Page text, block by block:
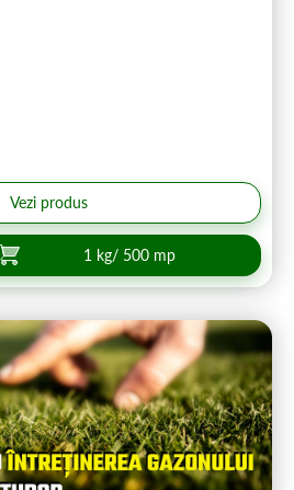
Vezi produs
1 kg/ 500 mp